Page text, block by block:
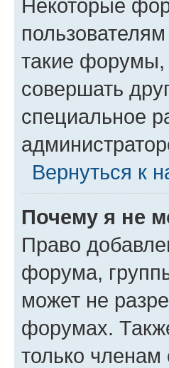
Некоторые
такие форумы,
совершать
специальное
Вернуться к
Почему я не
Право
форума,
может не
форумах.
только